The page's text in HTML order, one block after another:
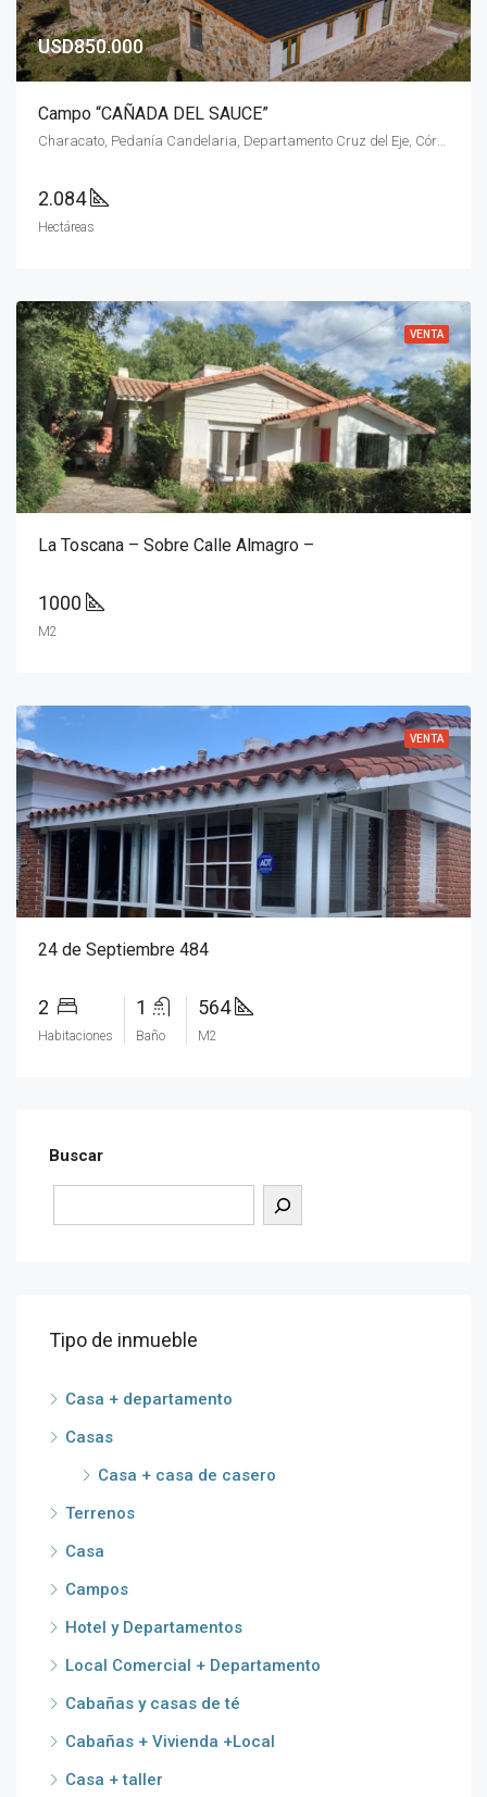
USD850.000
Campo “CAÑADA DEL SAUCE”
Characato, Pedanía Candelaria, Departamento Cruz del Eje, Córdoba, X5280, Argentina
2.084
Hectáreas
VENTA
La Toscana – Sobre Calle Almagro –
1000
M2
VENTA
24 de Septiembre 484
2
Habitaciones
1
Baño
564
M2
Buscar
Tipo de inmueble
Casa + departamento
Casas
Casa + casa de casero
Terrenos
Casa
Campos
Hotel y Departamentos
Local Comercial + Departamento
Cabañas y casas de té
Cabañas + Vivienda +Local
Casa + taller